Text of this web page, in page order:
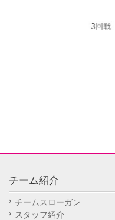
チーム紹介
チームスローガン
スタッフ紹介